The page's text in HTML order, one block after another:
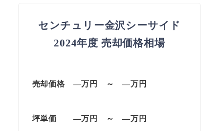
センチュリー金沢シーサイド
2024年度 売却価格相場
売却価格 —万円 ～ —万円
坪単価 —万円 ～—万円